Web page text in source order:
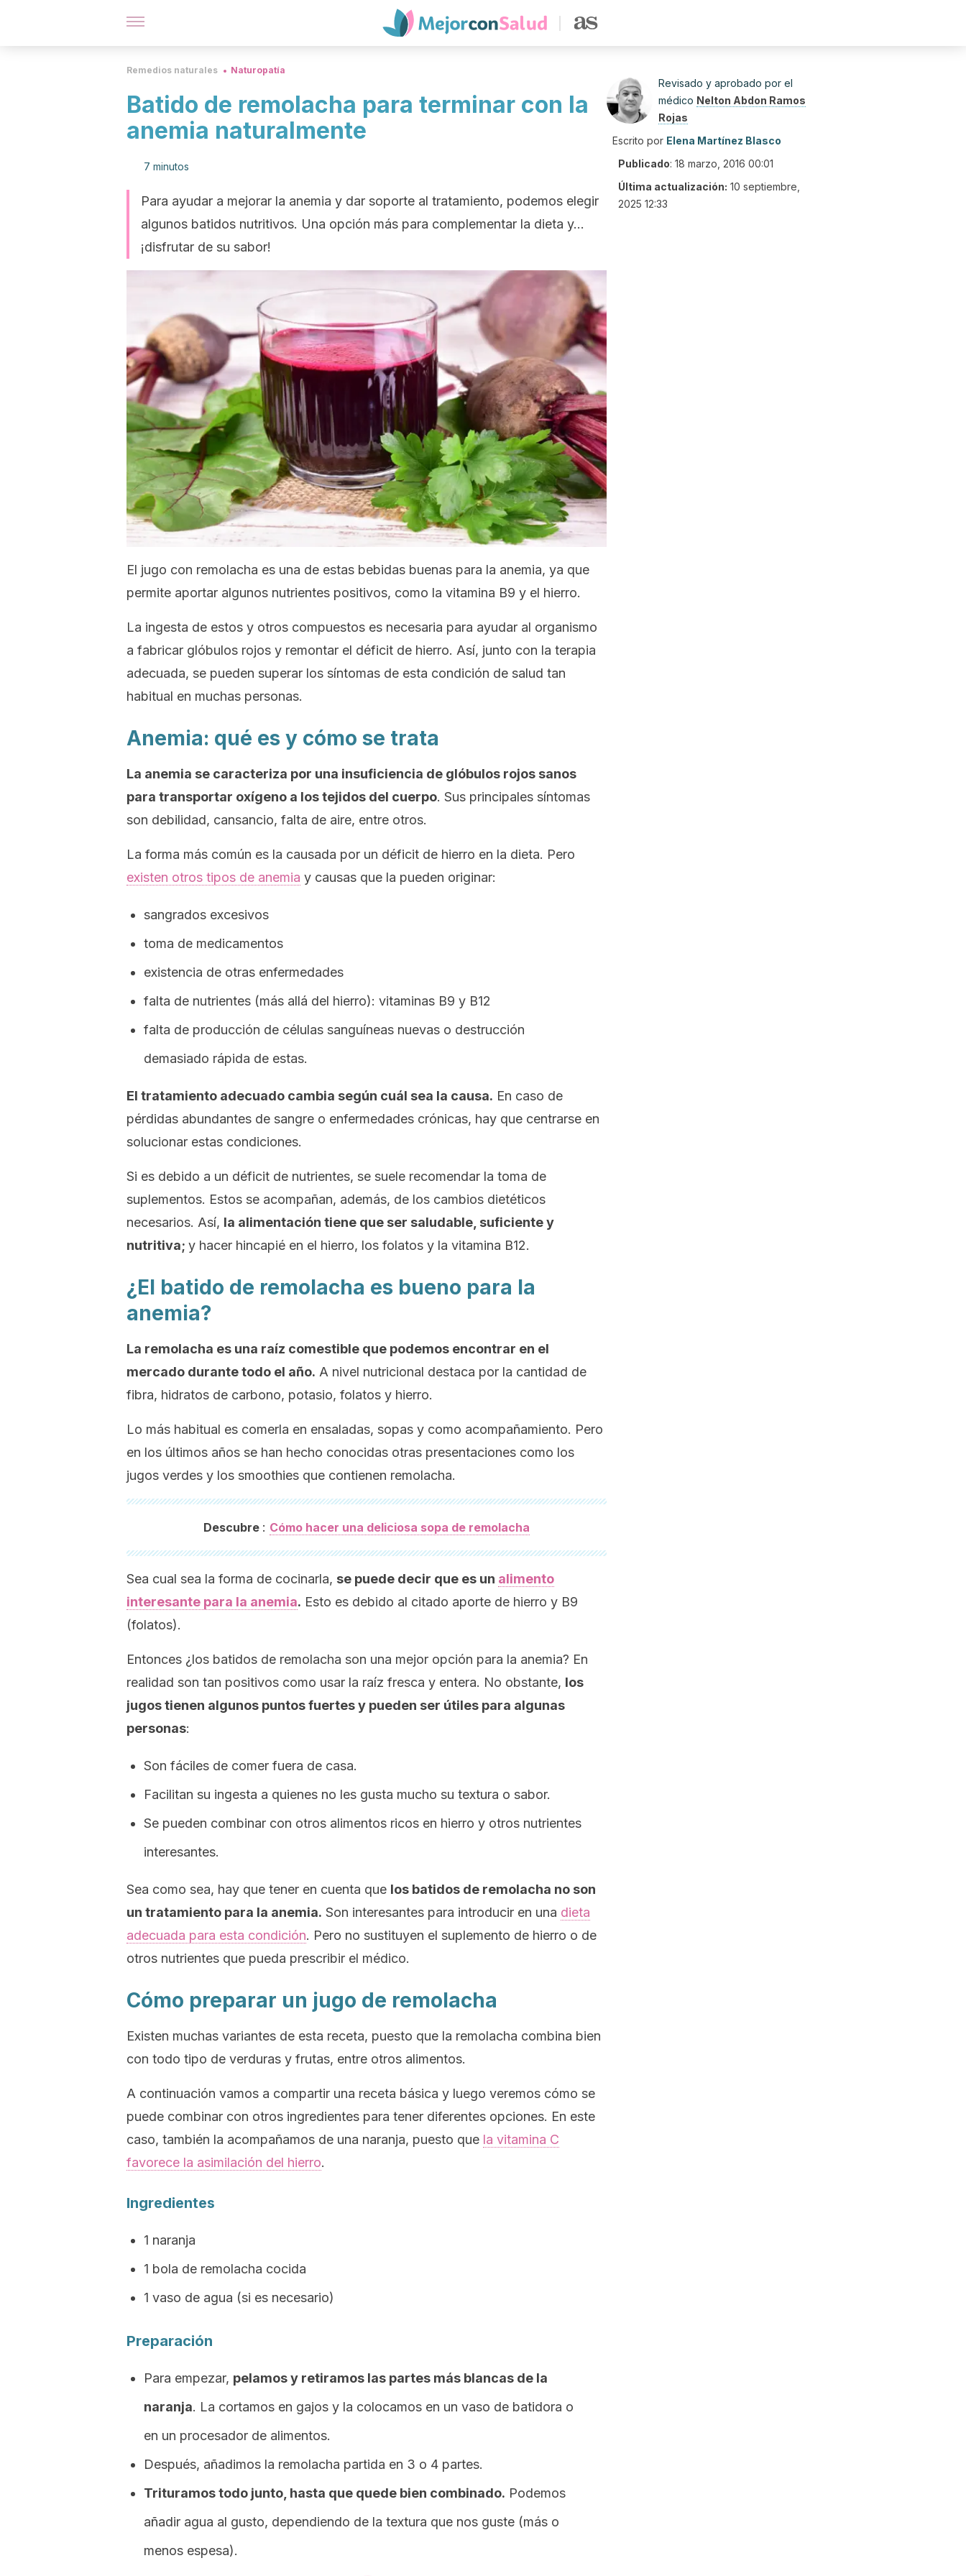
Remedios naturales Naturopatía
Batido de remolacha para terminar con la
anemia naturalmente
7 minutos
Para ayudar a mejorar la anemia y dar soporte al tratamiento, podemos elegir
algunos batidos nutritivos. Una opción más para complementar la dieta y...
¡disfrutar de su sabor!
El jugo con remolacha es una de estas bebidas buenas para la anemia, ya que
permite aportar algunos nutrientes positivos, como la vitamina B9 y el hierro.
La ingesta de estos y otros compuestos es necesaria para ayudar al organismo
a fabricar glóbulos rojos y remontar el déficit de hierro. Así, junto con la terapia
adecuada, se pueden superar los síntomas de esta condición de salud tan
habitual en muchas personas.
Anemia: qué es y cómo se trata
La anemia se caracteriza por una insuficiencia de glóbulos rojos sanos
para transportar oxígeno a los tejidos del cuerpo. Sus principales síntomas
son debilidad, cansancio, falta de aire, entre otros.
La forma más común es la causada por un déficit de hierro en la dieta. Pero
existen otros tipos de anemia y causas que la pueden originar:
sangrados excesivos
toma de medicamentos
existencia de otras enfermedades
falta de nutrientes (más allá del hierro): vitaminas B9 y B12
falta de producción de células sanguíneas nuevas o destrucción
demasiado rápida de estas.
El tratamiento adecuado cambia según cuál sea la causa. En caso de
pérdidas abundantes de sangre o enfermedades crónicas, hay que centrarse en
solucionar estas condiciones.
Si es debido a un déficit de nutrientes, se suele recomendar la toma de
suplementos. Estos se acompañan, además, de los cambios dietéticos
necesarios. Así, la alimentación tiene que ser saludable, suficiente y
nutritiva; y hacer hincapié en el hierro, los folatos y la vitamina B12.
¿El batido de remolacha es bueno para la
anemia?
La remolacha es una raíz comestible que podemos encontrar en el
mercado durante todo el año. A nivel nutricional destaca por la cantidad de
fibra, hidratos de carbono, potasio, folatos y hierro.
Lo más habitual es comerla en ensaladas, sopas y como acompañamiento. Pero
en los últimos años se han hecho conocidas otras presentaciones como los
jugos verdes y los smoothies que contienen remolacha.
Descubre : Cómo hacer una deliciosa sopa de remolacha
Sea cual sea la forma de cocinarla, se puede decir que es un alimento
interesante para la anemia. Esto es debido al citado aporte de hierro y B9
(folatos).
Entonces ¿los batidos de remolacha son una mejor opción para la anemia? En
realidad son tan positivos como usar la raíz fresca y entera. No obstante, los
jugos tienen algunos puntos fuertes y pueden ser útiles para algunas
personas:
Son fáciles de comer fuera de casa.
Facilitan su ingesta a quienes no les gusta mucho su textura o sabor.
Se pueden combinar con otros alimentos ricos en hierro y otros nutrientes
interesantes.
Sea como sea, hay que tener en cuenta que los batidos de remolacha no son
un tratamiento para la anemia. Son interesantes para introducir en una dieta
adecuada para esta condición. Pero no sustituyen el suplemento de hierro o de
otros nutrientes que pueda prescribir el médico.
Cómo preparar un jugo de remolacha
Existen muchas variantes de esta receta, puesto que la remolacha combina bien
con todo tipo de verduras y frutas, entre otros alimentos.
A continuación vamos a compartir una receta básica y luego veremos cómo se
puede combinar con otros ingredientes para tener diferentes opciones. En este
caso, también la acompañamos de una naranja, puesto que la vitamina C
favorece la asimilación del hierro.
Ingredientes
1 naranja
1 bola de remolacha cocida
1 vaso de agua (si es necesario)
Preparación
Para empezar, pelamos y retiramos las partes más blancas de la
naranja. La cortamos en gajos y la colocamos en un vaso de batidora o
en un procesador de alimentos.
Después, añadimos la remolacha partida en 3 o 4 partes.
Trituramos todo junto, hasta que quede bien combinado. Podemos
añadir agua al gusto, dependiendo de la textura que nos guste (más o
menos espesa).
Revisado y aprobado por el
médico Nelton Abdon Ramos
Rojas
Escrito por Elena Martínez Blasco
Publicado: 18 marzo, 2016 00:01
Última actualización: 10 septiembre,
2025 12:33